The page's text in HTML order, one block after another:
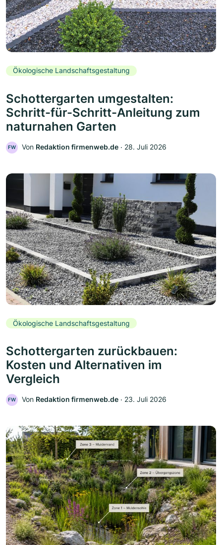
Ökologische Landschaftsgestaltung
Schottergarten umgestalten:
Schritt-für-Schritt-Anleitung zum
naturnahen Garten
FW Von Redaktion firmenweb.de ‧ 28. Juli 2026
Ökologische Landschaftsgestaltung
Schottergarten zurückbauen:
Kosten und Alternativen im
Vergleich
FW Von Redaktion firmenweb.de ‧ 23. Juli 2026